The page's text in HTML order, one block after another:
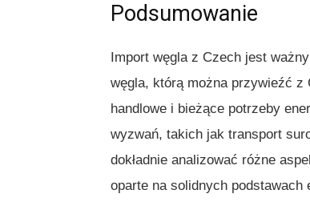
Podsumowanie
Import węgla z Czech jest
węgla, którą można przywieźć
handlowe i bieżące potrzeby
wyzwań, takich jak transport
dokładnie analizować różne
oparte na solidnych